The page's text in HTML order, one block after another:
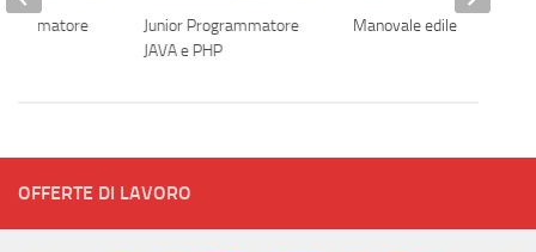
Junior Programmatore
JAVA e PHP
Manovale edile
OFFERTE DI LAVORO